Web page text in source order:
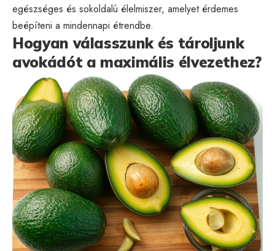
egészséges és sokoldalú élelmiszer, amelyet érdemes
beépíteni a mindennapi étrendbe.
Hogyan válasszunk és tároljunk
avokádót a maximális élvezethez?